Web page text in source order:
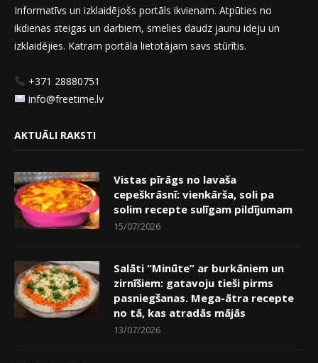
Informatīvs un izklaidējošs portāls ikvienam. Atpūties no
ikdienas steigas un darbiem, smelies daudz jaunu ideju un
izklaidējies. Katram portāla lietotājam savs stūrītis.
+371 28880751
info@freetime.lv
AKTUĀLI RAKSTI
Vistas pīrāgs no lavaša
cepeškrāsnī: vienkārša, soli pa
solim recepte sulīgam pildījumam
15/07/2026
Salāti “Minūte” ar burkāniem un
zirnīšiem: gatavoju tieši pirms
pasniegšanas. Mega-ātra recepte
no tā, kas atradās mājās
13/07/2026